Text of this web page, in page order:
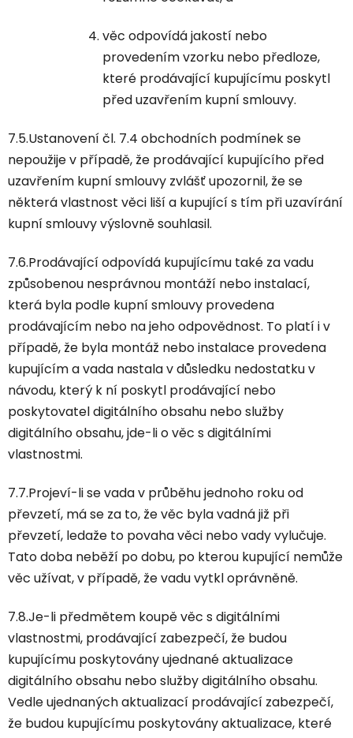
věc odpovídá jakostí nebo
provedením vzorku nebo předloze,
které prodávající kupujícímu poskytl
před uzavřením kupní smlouvy.
7.5.Ustanovení čl. 7.4 obchodních podmínek se
nepoužije v případě, že prodávající kupujícího před
uzavřením kupní smlouvy zvlášť upozornil, že se
některá vlastnost věci liší a kupující s tím při uzavírání
kupní smlouvy výslovně souhlasil.
7.6.Prodávající odpovídá kupujícímu také za vadu
způsobenou nesprávnou montáží nebo instalací,
která byla podle kupní smlouvy provedena
prodávajícím nebo na jeho odpovědnost. To platí i v
případě, že byla montáž nebo instalace provedena
kupujícím a vada nastala v důsledku nedostatku v
návodu, který k ní poskytl prodávající nebo
poskytovatel digitálního obsahu nebo služby
digitálního obsahu, jde-li o věc s digitálními
vlastnostmi.
7.7.Projeví-li se vada v průběhu jednoho roku od
převzetí, má se za to, že věc byla vadná již při
převzetí, ledaže to povaha věci nebo vady vylučuje.
Tato doba neběží po dobu, po kterou kupující nemůže
věc užívat, v případě, že vadu vytkl oprávněně.
7.8.Je-li předmětem koupě věc s digitálními
vlastnostmi, prodávající zabezpečí, že budou
kupujícímu poskytovány ujednané aktualizace
digitálního obsahu nebo služby digitálního obsahu.
Vedle ujednaných aktualizací prodávající zabezpečí,
že budou kupujícímu poskytovány aktualizace, které